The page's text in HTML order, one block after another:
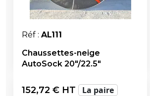
Réf : AL111
Chaussettes-neige
AutoSock 20"/22.5"
152,72 € HT La paire